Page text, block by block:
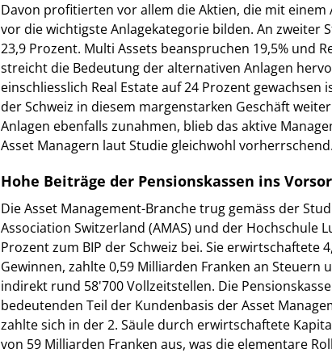
Davon profitierten vor allem die Aktien, die mit einem
vor die wichtigste Anlagekategorie bilden. An zweiter
23,9 Prozent. Multi Assets beanspruchen 19,5% und
streicht die Bedeutung der alternativen Anlagen
einschliesslich Real Estate auf 24 Prozent gewachsen
der Schweiz in diesem margenstarken Geschäft
Anlagen ebenfalls zunahmen, blieb das aktive
Asset Managern laut Studie gleichwohl vorherrschend.
Hohe Beiträge der Pensionskassen ins
Die Asset Management-Branche trug gemäss der
Association Switzerland (AMAS) und der Hochschule
Prozent zum BIP der Schweiz bei. Sie erwirtschaftete
Gewinnen, zahlte 0,59 Milliarden Franken an Steuern
indirekt rund 58'700 Vollzeitstellen. Die
bedeutenden Teil der Kundenbasis der Asset
zahlte sich in der 2. Säule durch erwirtschaftete
von 59 Milliarden Franken aus, was die elementare